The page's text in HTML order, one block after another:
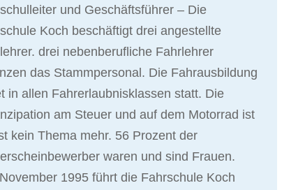
und Geschäftsführer – Die
Koch beschäftigt drei angestellte
drei nebenberufliche Fahrlehrer
das Stammpersonal. Die Fahrausbildung
in allen Fahrerlaubnisklassen statt. Die
am Steuer und auf dem Motorrad ist
kein Thema mehr. 56 Prozent der
waren und sind Frauen.
1995 führt die Fahrschule Koch